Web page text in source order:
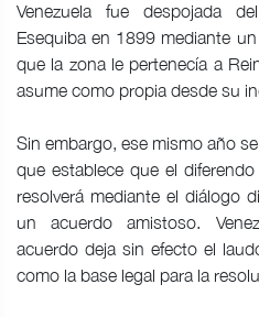
Venezuela fue despojada
Esequiba en 1899 mediante
que la zona le pertenecía a
asume como propia desde su
Sin embargo, ese mismo año
que establece que el
resolverá mediante el diálogo
un acuerdo amistoso.
acuerdo deja sin efecto el
como la base legal para la